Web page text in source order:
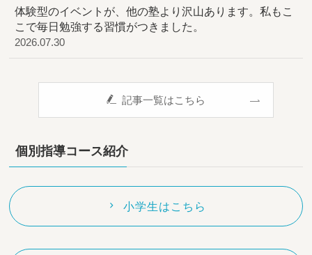
体験型のイベントが、他の塾より沢山あります。私もこ
こで毎日勉強する習慣がつきました。
2026.07.30
記事一覧はこちら
個別指導コース紹介
小学生はこちら